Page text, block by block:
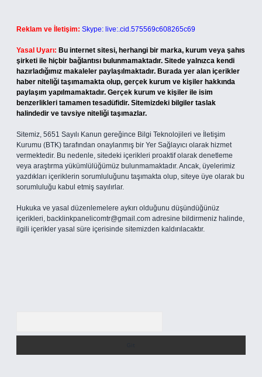
Reklam ve İletişim: Skype: live:.cid.575569c608265c69
Yasal Uyarı: Bu internet sitesi, herhangi bir marka, kurum veya şahıs
şirketi ile hiçbir bağlantısı bulunmamaktadır. Sitede yalnızca kendi
hazırladığımız makaleler paylaşılmaktadır. Burada yer alan içerikler
haber niteliği taşımamakta olup, gerçek kurum ve kişiler hakkında
paylaşım yapılmamaktadır. Gerçek kurum ve kişiler ile isim
benzerlikleri tamamen tesadüfidir. Sitemizdeki bilgiler taslak
halindedir ve tavsiye niteliği taşımazlar.
Sitemiz, 5651 Sayılı Kanun gereğince Bilgi Teknolojileri ve İletişim
Kurumu (BTK) tarafından onaylanmış bir Yer Sağlayıcı olarak hizmet
vermektedir. Bu nedenle, sitedeki içerikleri proaktif olarak denetleme
veya araştırma yükümlülüğümüz bulunmamaktadır. Ancak, üyelerimiz
yazdıkları içeriklerin sorumluluğunu taşımakta olup, siteye üye olarak bu
sorumluluğu kabul etmiş sayılırlar.
Hukuka ve yasal düzenlemelere aykırı olduğunu düşündüğünüz
içerikleri, backlinkpanelicomtr@gmail.com adresine bildirmeniz halinde,
ilgili içerikler yasal süre içerisinde sitemizden kaldırılacaktır.